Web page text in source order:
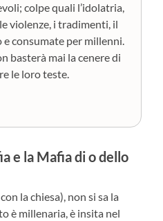
colpe quali l’idolatria,
violenze, i tradimenti, il
consumate per millenni.
basterà mai la cenere di
le loro teste.
e la Mafia di o dello
la chiesa), non si sa la
è millenaria, è insita nel